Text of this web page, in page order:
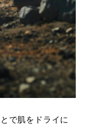
で肌をドライに